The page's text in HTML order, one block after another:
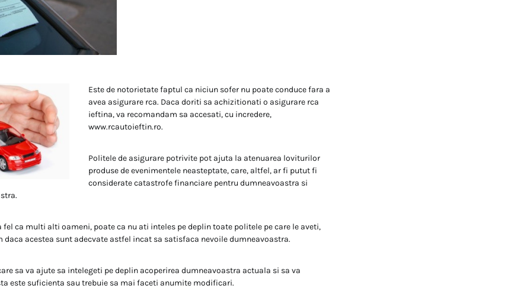
Este de notorietate faptul ca niciun sofer nu poate conduce fara a
avea asigurare rca. Daca doriti sa achizitionati o asigurare rca
ieftina, va recomandam sa accesati, cu incredere,
www.rcautoieftin.ro.
Politele de asigurare potrivite pot ajuta la atenuarea loviturilor
produse de evenimentele neasteptate, care, altfel, ar fi putut fi
considerate catastrofe financiare pentru dumneavoastra si
fel ca multi alti oameni, poate ca nu ati inteles pe deplin toate politele pe care le aveti,
daca acestea sunt adecvate astfel incat sa satisfaca nevoile dumneavoastra.
sa va ajute sa intelegeti pe deplin acoperirea dumneavoastra actuala si sa va
este suficienta sau trebuie sa mai faceti anumite modificari.